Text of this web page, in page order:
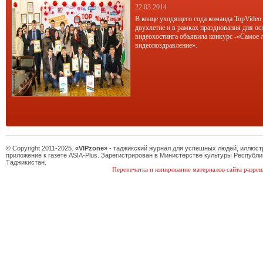
22.03.2014
В конце уходящего года команда TopVideo
двухлетие и в рамках празднования дня
видеохостинга объявила конкурс -«Самое
видеопоздравление».
© Copyright 2011-2025. «VIPzone» - таджикский журнал для успешных людей,
приложение к газете ASIA-Plus. Зарегистрирован в Министерстве культуры
Таджикистан.
Перепечатка и копирование материалов сайта